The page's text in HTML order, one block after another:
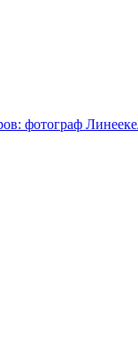
фотограф